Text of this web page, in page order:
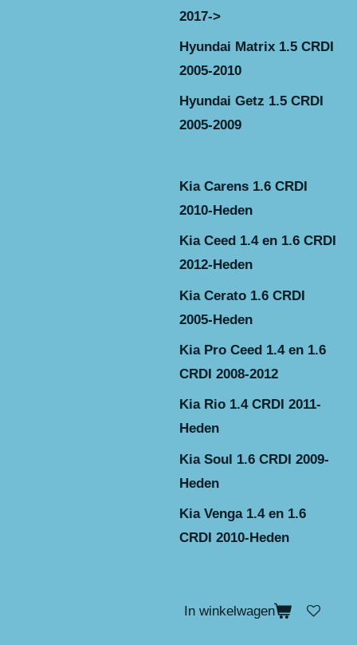
2017->
Hyundai Matrix 1.5 CRDI
2005-2010
Hyundai Getz 1.5 CRDI
2005-2009
Kia Carens 1.6 CRDI
2010-Heden
Kia Ceed 1.4 en 1.6 CRDI
2012-Heden
Kia Cerato 1.6 CRDI
2005-Heden
Kia Pro Ceed 1.4 en 1.6
CRDI 2008-2012
Kia Rio 1.4 CRDI 2011-
Heden
Kia Soul 1.6 CRDI 2009-
Heden
Kia Venga 1.4 en 1.6
CRDI 2010-Heden
In winkelwagen